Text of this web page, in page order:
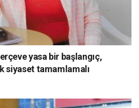
yasa bir başlangıç,
siyaset tamamlamalı